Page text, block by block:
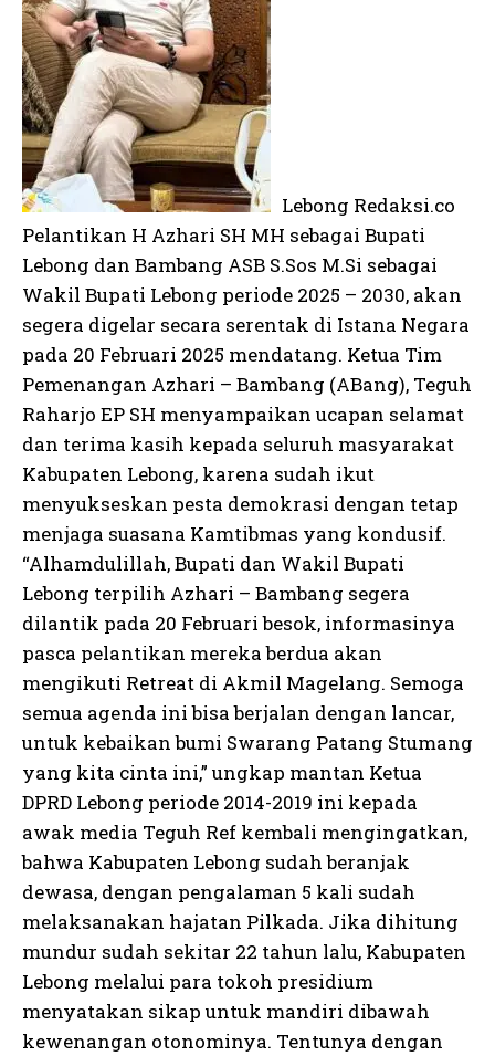
Lebong Redaksi.co
Pelantikan H Azhari SH MH sebagai Bupati
Lebong dan Bambang ASB S.Sos M.Si sebagai
Wakil Bupati Lebong periode 2025 – 2030, akan
segera digelar secara serentak di Istana Negara
pada 20 Februari 2025 mendatang. Ketua Tim
Pemenangan Azhari – Bambang (ABang), Teguh
Raharjo EP SH menyampaikan ucapan selamat
dan terima kasih kepada seluruh masyarakat
Kabupaten Lebong, karena sudah ikut
menyukseskan pesta demokrasi dengan tetap
menjaga suasana Kamtibmas yang kondusif.
“Alhamdulillah, Bupati dan Wakil Bupati
Lebong terpilih Azhari – Bambang segera
dilantik pada 20 Februari besok, informasinya
pasca pelantikan mereka berdua akan
mengikuti Retreat di Akmil Magelang. Semoga
semua agenda ini bisa berjalan dengan lancar,
untuk kebaikan bumi Swarang Patang Stumang
yang kita cinta ini,” ungkap mantan Ketua
DPRD Lebong periode 2014-2019 ini kepada
awak media Teguh Ref kembali mengingatkan,
bahwa Kabupaten Lebong sudah beranjak
dewasa, dengan pengalaman 5 kali sudah
melaksanakan hajatan Pilkada. Jika dihitung
mundur sudah sekitar 22 tahun lalu, Kabupaten
Lebong melalui para tokoh presidium
menyatakan sikap untuk mandiri dibawah
kewenangan otonominya. Tentunya dengan